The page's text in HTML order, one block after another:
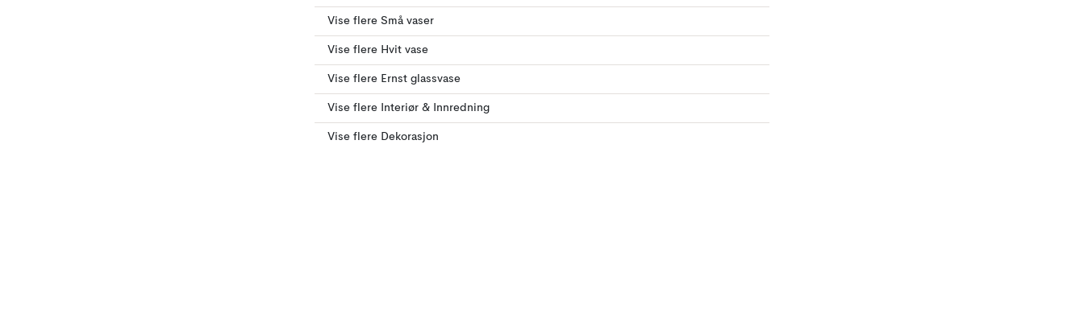
Vise flere Små vaser
Vise flere Hvit vase
Vise flere Ernst glassvase
Vise flere Interiør & Innredning
Vise flere Dekorasjon